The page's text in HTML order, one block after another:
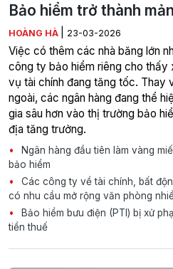
Bảo hiểm trở thành
HOÀNG HÀ 23-03-2026
Việc có thêm các nhà băng lớn
công ty bảo hiểm riêng cho thấy
vụ tài chính đang tăng tốc. Thay
ngoài, các ngân hàng đang thể
gia sâu hơn vào thị trường bảo
địa tăng trưởng.
Ngân hàng đầu tiên làm vàng
bảo hiểm
Các công ty về tài chính, bất
có nhu cầu mở rộng văn phòng
Bảo hiểm bưu điện (PTI) bị xử
tiền thuế